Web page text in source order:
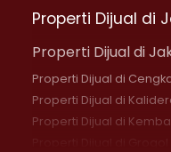
Properti Dijual di
Properti Dijual di
Properti Dijual di
Properti Dijual di
Properti Dijual di